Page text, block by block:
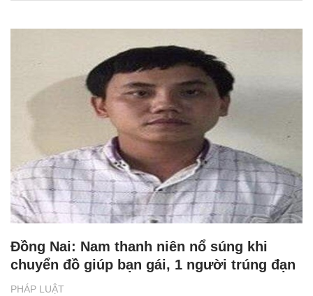
PHÁP LUẬT
Đồng Nai: Nam thanh niên nổ súng khi
chuyển đồ giúp bạn gái, 1 người trúng đạn